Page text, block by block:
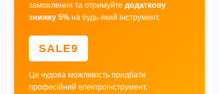
замовлення та отримуйте додаткову
знижку 5% на будь-який інструмент.
SALE9
Це чудова можливість придбати
професійний електроінструмент,